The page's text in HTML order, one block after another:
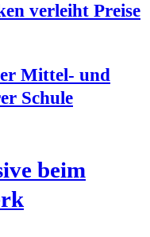
ver­leiht Prei­se
Mit­tel- und
Schu­le
beim